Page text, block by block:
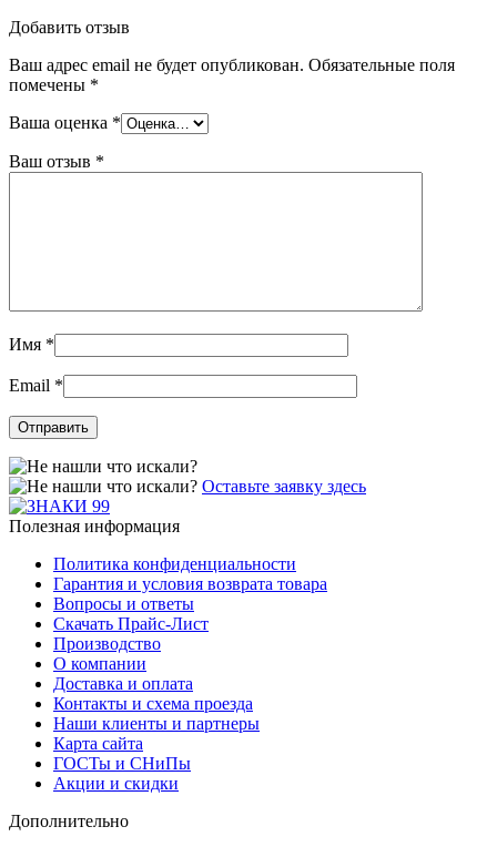
Добавить отзыв
Ваш адрес email не будет опубликован. Обязательные поля
помечены *
Ваша оценка *
Ваш отзыв *
Имя *
Email *
Оставьте заявку здесь
Полезная информация
Политика конфиденциальности
Гарантия и условия возврата товара
Вопросы и ответы
Скачать Прайс-Лист
Производство
О компании
Доставка и оплата
Контакты и схема проезда
Наши клиенты и партнеры
Карта сайта
ГОСТы и СНиПы
Акции и скидки
Дополнительно